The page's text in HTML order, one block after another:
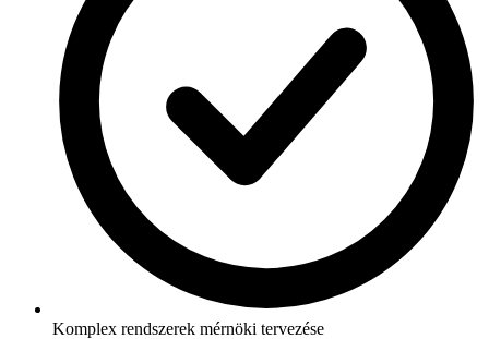
Komplex rendszerek mérnöki tervezése